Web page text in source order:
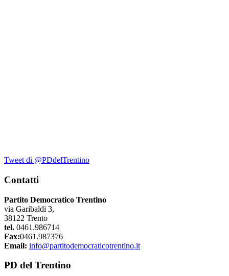
Tweet di @PDdelTrentino
Contatti
Partito Democratico Trentino
via Garibaldi 3,
38122 Trento
tel. 0461.986714
Fax:0461.987376
Email: info@partitodemocraticotrentino.it
PD del Trentino